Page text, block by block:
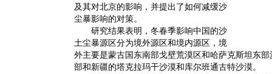
及其对北京的影响，并提出了如何减缓沙
尘暴影响的对策。
研究结果表明，冬春季影响中国的沙
土尘暴源区分为境外源区和境内源区，境
外主要是蒙古国东南部戈壁荒漠区和哈萨克斯坦东
部和新疆的塔克拉玛干沙漠和库尔班通古特沙漠。